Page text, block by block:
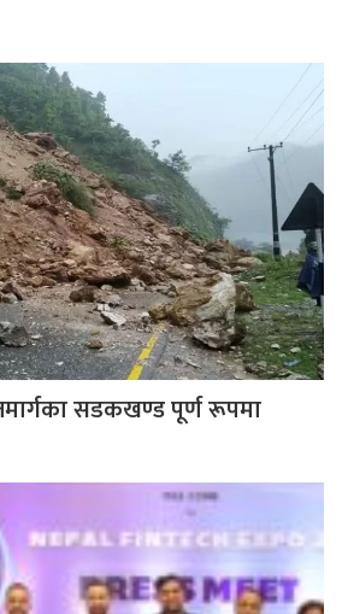
सडकखण्ड पूर्ण रूपमा